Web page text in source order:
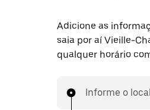
Adicione as
saia por aí Vieille-
qualquer horário
Informe o local